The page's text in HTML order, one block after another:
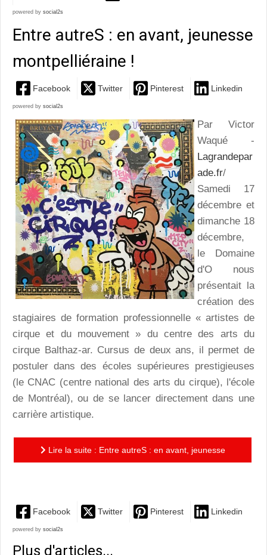
powered by social2s
Entre autreS : en avant, jeunesse
montpelliéraine !
Facebook Twitter Pinterest Linkedin
powered by social2s
Par Victor
Waqué -
Lagrandepar
ade.fr/
Samedi 17
décembre et
dimanche 18
décembre,
le Domaine
d'O nous
présentait la
création des
stagiaires de formation professionnelle « artistes de
cirque et du mouvement » du centre des arts du
cirque Balthaz-ar. Cursus de deux ans, il permet de
postuler dans des écoles supérieures prestigieuses
(le CNAC (centre national des arts du cirque), l'école
de Montréal), ou de se lancer directement dans une
carrière artistique.
Lire la suite : Entre autreS : en avant, jeunesse
Facebook Twitter Pinterest Linkedin
powered by social2s
Plus d'articles...